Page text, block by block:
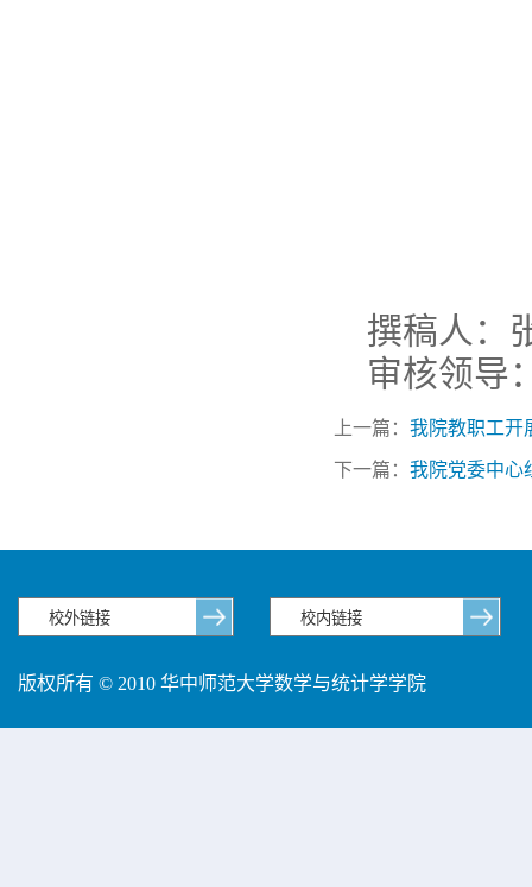
撰稿人：
审核领导
上一篇： 我院教职工开
下一篇： 我院党委中心
版权所有 © 2010 华中师范大学数学与统计学学院